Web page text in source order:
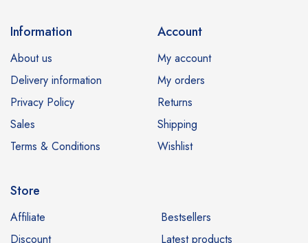
Information
About us
Delivery information
Privacy Policy
Sales
Terms & Conditions
Account
My account
My orders
Returns
Shipping
Wishlist
Store
Affiliate
Bestsellers
Discount
Latest products